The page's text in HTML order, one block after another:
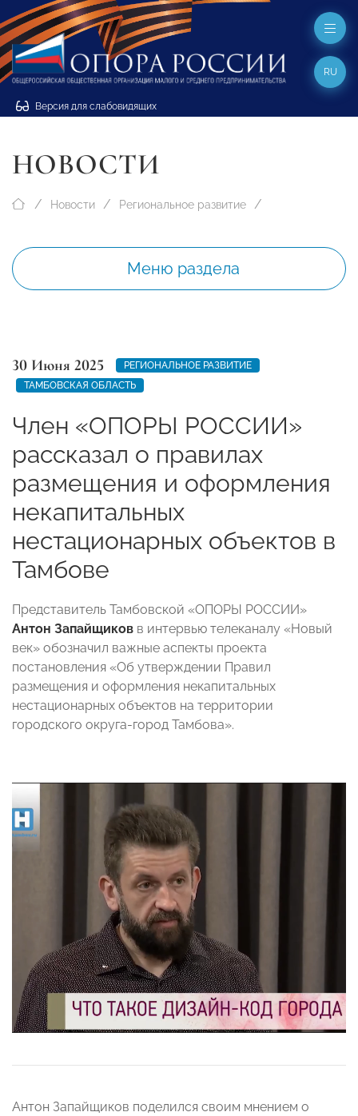
Версия для слабовидящих
RU
НОВОСТИ
Новости Региональное развитие
Меню раздела
30 Июня 2025
РЕГИОНАЛЬНОЕ РАЗВИТИЕ
ТАМБОВСКАЯ ОБЛАСТЬ
Член «ОПОРЫ РОССИИ»
рассказал о правилах
размещения и оформления
некапитальных
нестационарных объектов в
Тамбове
Представитель Тамбовской «ОПОРЫ РОССИИ»
Антон Запайщиков в интервью телеканалу «Новый
век» обозначил важные аспекты проекта
постановления «Об утверждении Правил
размещения и оформления некапитальных
нестационарных объектов на территории
городского округа-город Тамбова».
Антон Запайщиков поделился своим мнением о